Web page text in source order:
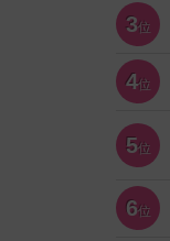
3位
4位
5位
6位